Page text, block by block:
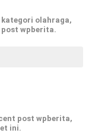
olahraga,
wpberita.
post wpberita,
ini.